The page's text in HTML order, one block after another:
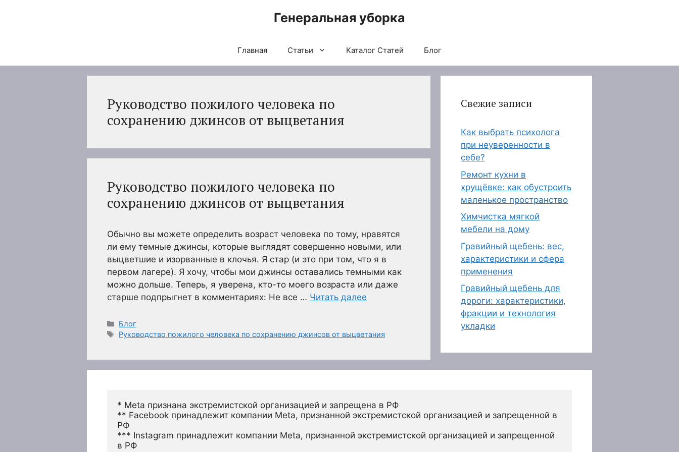
Генеральная уборка
Главная Статьи Каталог Статей Блог
Руководство пожилого человека по
сохранению джинсов от выцветания
Руководство пожилого человека по
сохранению джинсов от выцветания
Обычно вы можете определить возраст человека по тому, нравятся
ли ему темные джинсы, которые выглядят совершенно новыми, или
выцветшие и изорванные в клочья. Я стар (и это при том, что я в
первом лагере). Я хочу, чтобы мои джинсы оставались темными как
можно дольше. Теперь, я уверена, кто-то моего возраста или даже
старше подпрыгнет в комментариях: Не все … Читать далее
Рубрики
Блог
Метки
Руководство пожилого человека по сохранению джинсов от выцветания
Свежие записи
Как выбрать психолога
при неуверенности в
себе?
Ремонт кухни в
хрущёвке: как обустроить
маленькое пространство
Химчистка мягкой
мебели на дому
Гравийный щебень: вес,
характеристики и сфера
применения
Гравийный щебень для
дороги: характеристики,
фракции и технология
укладки
* Meta признана экстремистской организацией и запрещена в РФ
** Facebook принадлежит компании Meta, признанной экстремистской организацией и запрещенной в
РФ
*** Instagram принадлежит компании Meta, признанной экстремистской организацией и запрещенной
в РФ